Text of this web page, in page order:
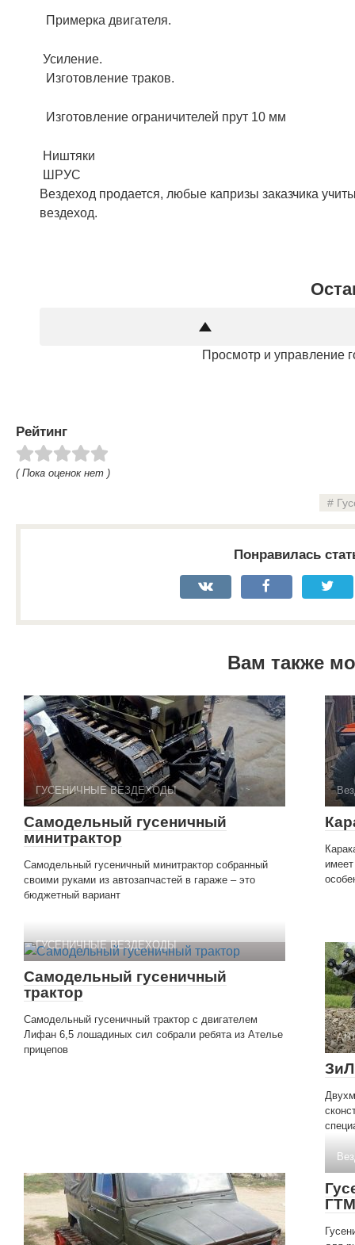
Примерка двигателя.
Усиление.
Изготовление траков.
Изготовление ограничителей прут 10 мм
Ништяки
ШРУС
Вездеход продается, любые капризы заказчика
вездеход.
Просмотр и управление
Рейтинг
( Пока оценок нет )
Понравилась
Вам также
ГУСЕНИЧНЫЕ ВЕЗДЕХОДЫ
Самодельный гусеничный
минитрактор
Самодельный гусеничный минитрактор собранный
своими руками из автозапчастей в гараже – это
бюджетный вариант
ГУСЕНИЧНЫЕ ВЕЗДЕХОДЫ
Самодельный гусеничный
трактор
Самодельный гусеничный трактор с двигателем
Лифан 6,5 лошадиных сил собрали ребята из Ателье
прицепов